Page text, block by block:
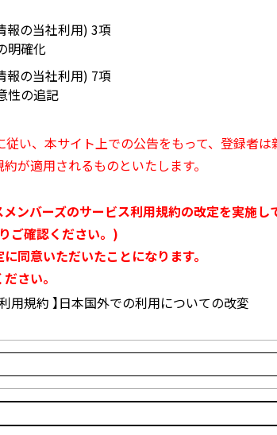
報の当社利用) 3項
明確化
報の当社利用) 7項
性の追記
い、本サイト上での公告をもって、登録者
が適用されるものといたします。
ンバーズのサービス利用規約の改定を実施し
ご確認ください。)
同意いただいたことになります。
さい。
用規約 】日本国外での利用についての改変